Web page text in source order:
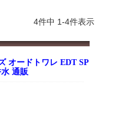
4件中 1-4件表示
オードトワレ EDT SP
通販